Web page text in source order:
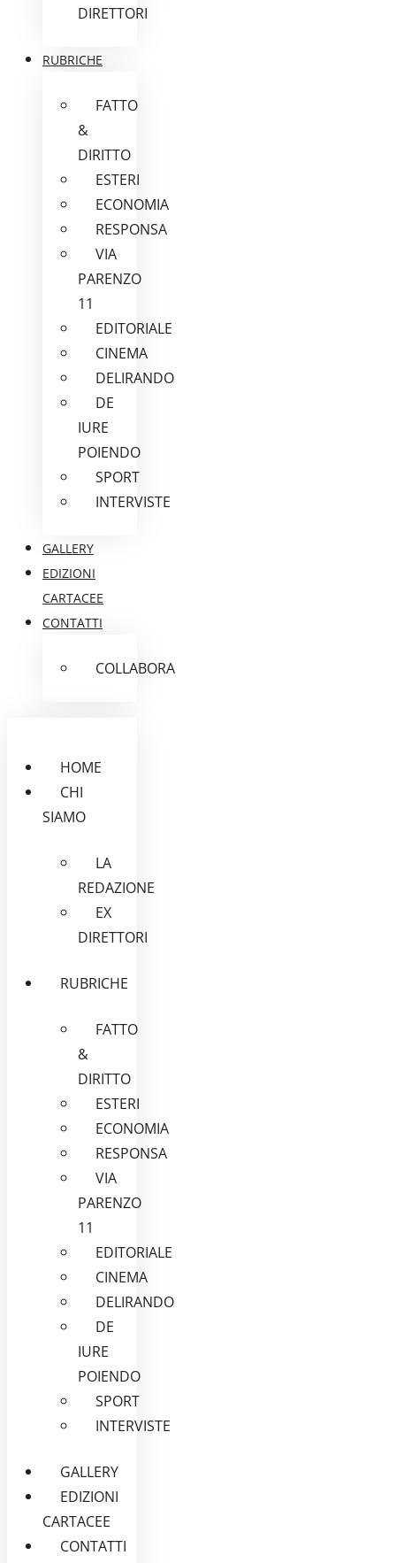
DIRETTORI
RUBRICHE
FATTO
&
DIRITTO
ESTERI
ECONOMIA
RESPONSA
VIA
PARENZO
11
EDITORIALE
CINEMA
DELIRANDO
DE
IURE
POIENDO
SPORT
INTERVISTE
GALLERY
EDIZIONI
CARTACEE
CONTATTI
COLLABORA
HOME
CHI
SIAMO
LA
REDAZIONE
EX
DIRETTORI
RUBRICHE
FATTO
&
DIRITTO
ESTERI
ECONOMIA
RESPONSA
VIA
PARENZO
11
EDITORIALE
CINEMA
DELIRANDO
DE
IURE
POIENDO
SPORT
INTERVISTE
GALLERY
EDIZIONI
CARTACEE
CONTATTI